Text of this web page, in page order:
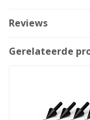
Reviews
Gerelateerde